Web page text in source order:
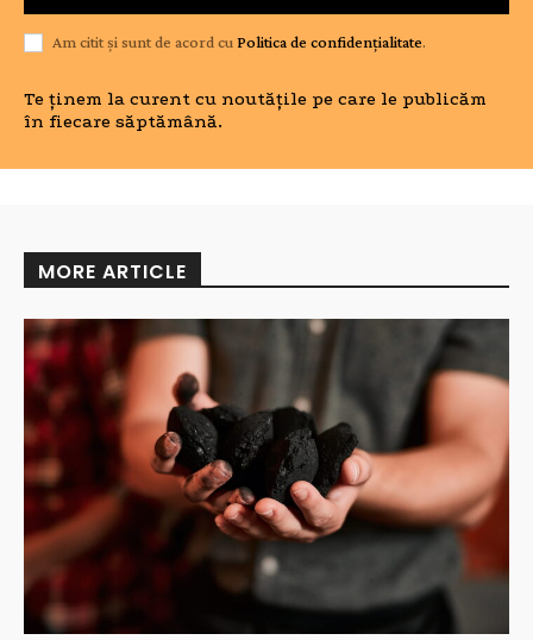
Am citit și sunt de acord cu Politica de confidențialitate.
Te ținem la curent cu noutățile pe care le publicăm
în fiecare săptămână.
MORE ARTICLE